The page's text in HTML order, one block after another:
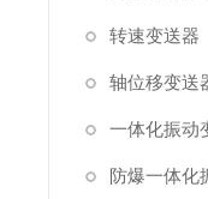
转速变送器
轴位移变送
一体化振动
防爆一体化